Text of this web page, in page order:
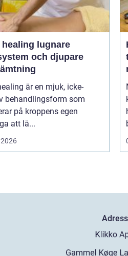
lugnare
och djupare
är en mjuk, icke-
behandlingsform som
på kroppens egen
att lä...
Adress